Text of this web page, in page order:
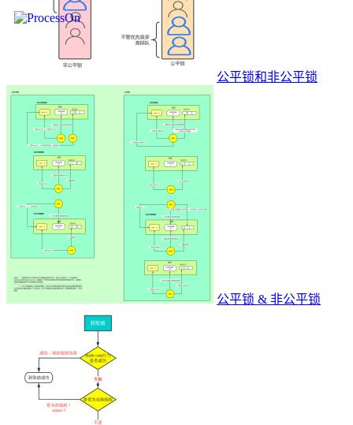
公平锁和非公平锁
公平锁 & 非公平锁